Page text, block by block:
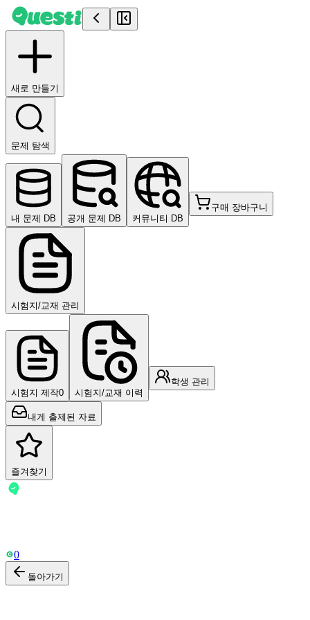
새로 만들기
문제 탐색
내 문제 DB 공개 문제 DB 커뮤니티 DB
구매 장바구니
시험지/교재 관리
시험지 제작0 시험지/교재 이력
학생 관리
내게 출제된 자료
즐겨찾기
0
돌아가기